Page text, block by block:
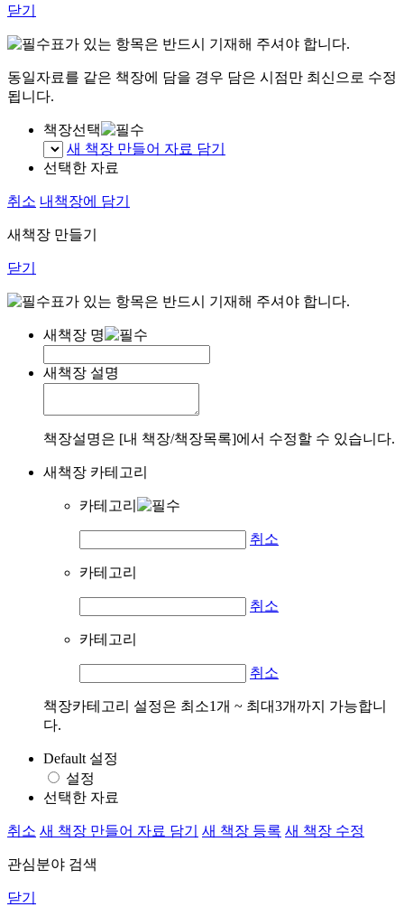
닫기
표가 있는 항목은 반드시 기재해 주셔야 합니다.
동일자료를 같은 책장에 담을 경우 담은 시점만 최신으로 수정
됩니다.
책장선택
새 책장 만들어 자료 담기
선택한 자료
취소 내책장에 담기
새책장 만들기
닫기
표가 있는 항목은 반드시 기재해 주셔야 합니다.
새책장 명
새책장 설명
책장설명은 [내 책장/책장목록]에서 수정할 수 있습니다.
새책장 카테고리
카테고리
취소
카테고리
취소
카테고리
취소
책장카테고리 설정은 최소1개 ~ 최대3개까지 가능합니
다.
Default 설정
설정
선택한 자료
취소 새 책장 만들어 자료 담기 새 책장 등록 새 책장 수정
관심분야 검색
닫기